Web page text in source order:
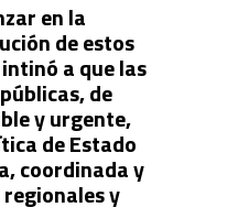
en la
de estos
a que las
de
y urgente,
de Estado
coordinada y
y